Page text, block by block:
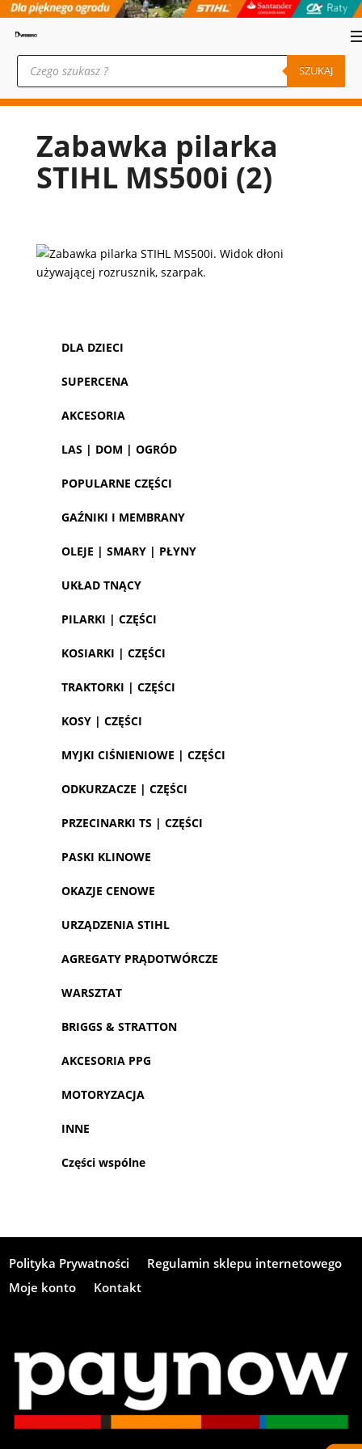
Wyszukiwarka
produktów SZUKAJ
Zabawka pilarka
STIHL MS500i (2)
DLA DZIECI
SUPERCENA
AKCESORIA
LAS | DOM | OGRÓD
POPULARNE CZĘŚCI
GAŹNIKI I MEMBRANY
OLEJE | SMARY | PŁYNY
UKŁAD TNĄCY
PILARKI | CZĘŚCI
KOSIARKI | CZĘŚCI
TRAKTORKI | CZĘŚCI
KOSY | CZĘŚCI
MYJKI CIŚNIENIOWE | CZĘŚCI
ODKURZACZE | CZĘŚCI
PRZECINARKI TS | CZĘŚCI
PASKI KLINOWE
OKAZJE CENOWE
URZĄDZENIA STIHL
AGREGATY PRĄDOTWÓRCZE
WARSZTAT
BRIGGS & STRATTON
AKCESORIA PPG
MOTORYZACJA
INNE
Części wspólne
Polityka Prywatności
Regulamin sklepu internetowego
Moje konto
Kontakt